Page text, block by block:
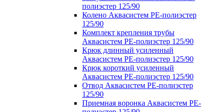
полиэстер 125/90
Колено Аквасистем PE-полиэстер
125/90
Комплект крепления трубы
Аквасистем PE-полиэстер 125/90
Крюк длинный усиленный
Аквасистем PE-полиэстер 125/90
Крюк короткий усиленный
Аквасистем PE-полиэстер 125/90
Отвод Аквасистем РЕ-полиэстер
125/90
Приемная воронка Аквасистем PE-